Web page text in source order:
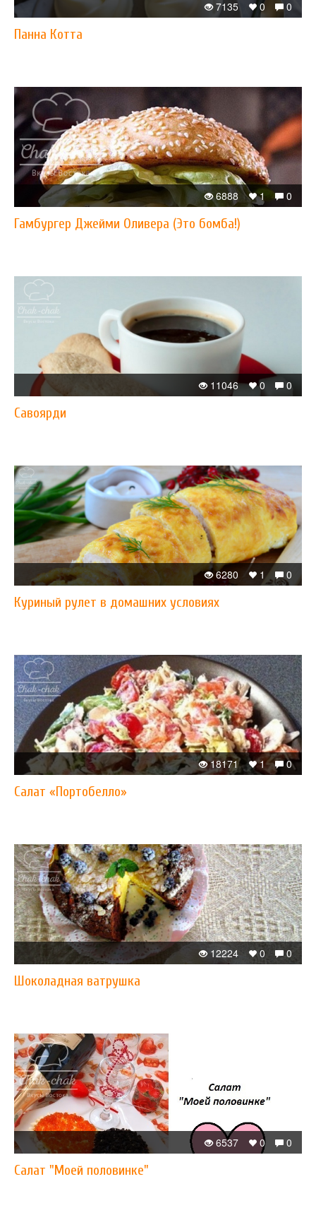
0
0
7135
Панна Котта
0
1
6888
Гамбургер Джейми Оливера (Это бомба!)
0
0
11046
Савоярди
0
1
6280
Куриный рулет в домашних условиях
0
1
18171
Салат «Портобелло»
0
0
12224
Шоколадная ватрушка
0
0
6537
Салат "Моей половинке"